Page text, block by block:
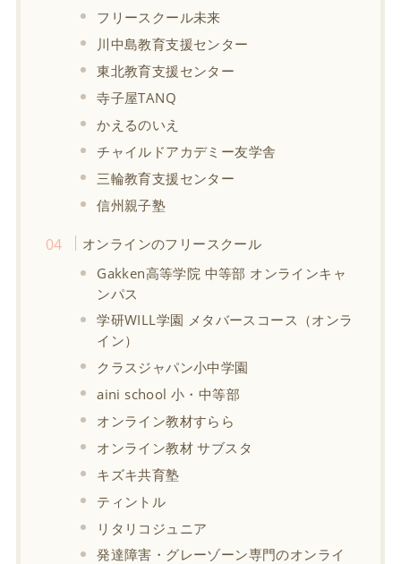
フリースクール未来
川中島教育支援センター
東北教育支援センター
寺子屋TANQ
かえるのいえ
チャイルドアカデミー友学舎
三輪教育支援センター
信州親子塾
オンラインのフリースクール
Gakken高等学院 中等部 オンラインキャ
ンパス
学研WILL学園 メタバースコース（オンラ
イン）
クラスジャパン小中学園
aini school 小・中等部
オンライン教材すらら
オンライン教材 サブスタ
キズキ共育塾
ティントル
リタリコジュニア
発達障害・グレーゾーン専門のオンライ